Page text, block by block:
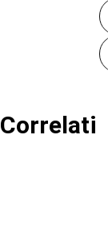
Correlati